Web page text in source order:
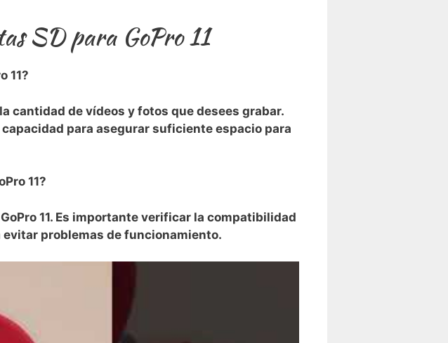
SD para GoPro 11
11?
cantidad de vídeos y fotos que desees grabar.⁣
para asegurar suficiente espacio para
11?
11. Es ‍importante verificar la compatibilidad
problemas de funcionamiento.